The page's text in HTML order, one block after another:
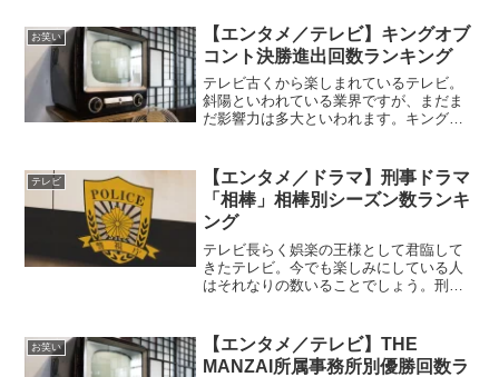
番組。THE Wは女芸人No.1決定戦という
コンセプ...
お笑い
【エンタメ／テレビ】キングオブ
コント決勝進出回数ランキング
テレビ古くから楽しまれているテレビ。
斜陽といわれている業界ですが、まだま
だ影響力は多大といわれます。キングオ
出されてきました。そんな番組の一つと
なっているのが「キングオブ...
テレビ
【エンタメ／ドラマ】刑事ドラマ
「相棒」相棒別シーズン数ランキ
ング
テレビ長らく娯楽の王様として君臨して
きたテレビ。今でも楽しみにしている人
はそれなりの数いることでしょう。刑事
ジャンルは時代と共に変わっていくこと
もあると思いますが、中に...
お笑い
【エンタメ／テレビ】THE
MANZAI所属事務所別優勝回数ラ